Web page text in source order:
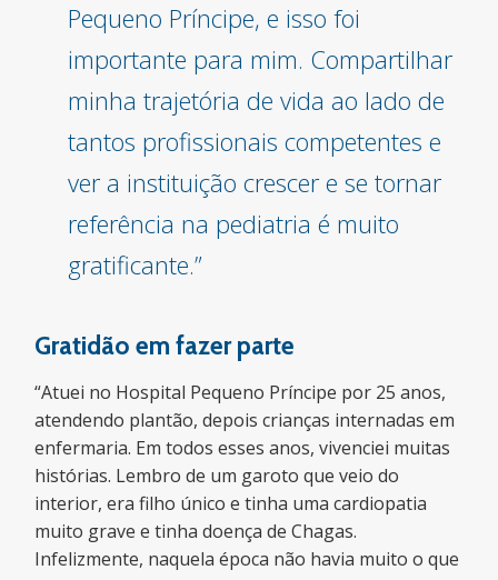
Pequeno Príncipe, e isso foi
importante para mim. Compartilhar
minha trajetória de vida ao lado de
tantos profissionais competentes e
ver a instituição crescer e se tornar
referência na pediatria é muito
gratificante.”
Gratidão em fazer parte
“Atuei no Hospital Pequeno Príncipe por 25 anos,
atendendo plantão, depois crianças internadas em
enfermaria. Em todos esses anos, vivenciei muitas
histórias. Lembro de um garoto que veio do
interior, era filho único e tinha uma cardiopatia
muito grave e tinha doença de Chagas.
Infelizmente, naquela época não havia muito o que